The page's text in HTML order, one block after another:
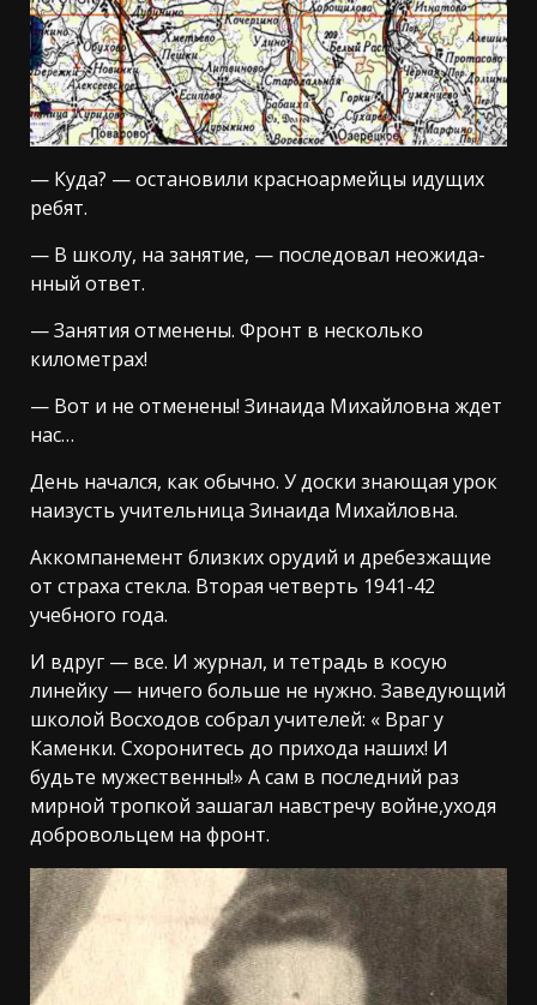
— Куда? — остановили красноармейцы идущих
ребят.
— В школу, на занятие, — последовал неожида­
нный ответ.
— Занятия отменены. Фронт в несколько
километрах!
— Вот и не отменены! Зинаида Михайловна ждет
нас…
День начался, как обычно. У доски знающая урок
наизусть учительница Зинаида Михайловна.
Аккомпанемент близких орудий и дребезжащие
от страха стекла. Вторая четверть 1941-42
учебного года.
И вдруг — все. И журнал, и тетрадь в косую
линейку — ничего больше не нужно. Заведующий
школой Восходов собрал учителей: « Враг у
Каменки. Схоронитесь до прихода наших! И
будьте мужественны!» А сам в последний раз
мирной тропкой зашагал навстречу войне,уходя
добровольцем на фронт.